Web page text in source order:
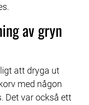
av gryn
att dryga ut
med någon
Det var också ett